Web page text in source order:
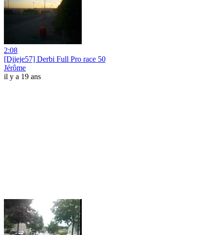
2:08
[Djjeje57] Derbi Full Pro race 50
Jérôme
il y a 19 ans